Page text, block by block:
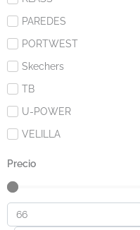
PAREDES
PORTWEST
Skechers
TB
U-POWER
VELILLA
Precio